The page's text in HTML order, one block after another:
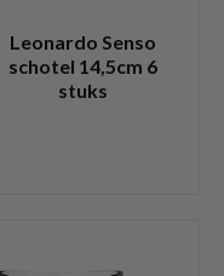
Leonardo Senso
schotel 14,5cm 6
stuks